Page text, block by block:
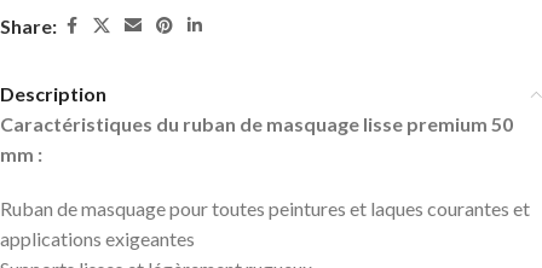
Share:
Description
Caractéristiques du ruban de masquage lisse premium 50
mm :
Ruban de masquage pour toutes peintures et laques courantes et
applications exigeantes